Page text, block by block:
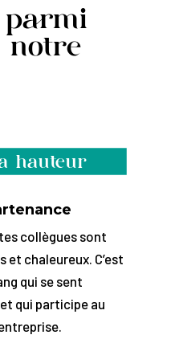
notre
hauteur
collègues sont
et chaleureux. C’est
qui se sent
qui participe au